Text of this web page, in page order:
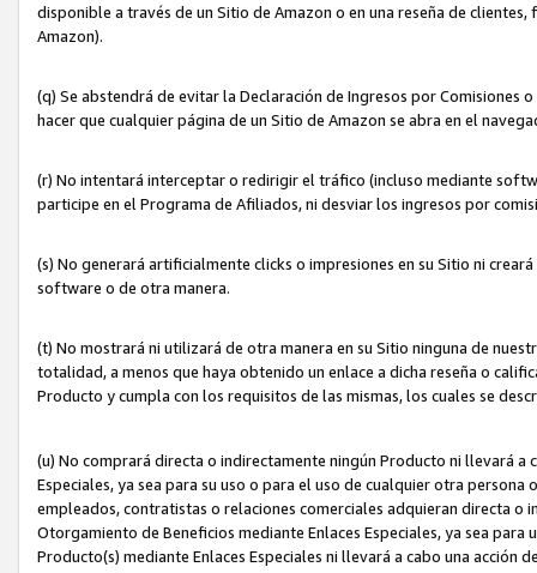
disponible a través de un Sitio de Amazon o en una reseña de
Amazon).
(q) Se abstendrá de evitar la Declaración de Ingresos por
hacer que cualquier página de un Sitio de Amazon se abra en el
(r) No intentará interceptar o redirigir el tráfico (incluso mediante
participe en el Programa de Afiliados, ni desviar los ingresos por
(s) No generará artificialmente clicks o impresiones en su Sitio ni
software o de otra manera.
(t) No mostrará ni utilizará de otra manera en su Sitio ninguna de
totalidad, a menos que haya obtenido un enlace a dicha reseña o
Producto y cumpla con los requisitos de las mismas, los cuales se
(u) No comprará directa o indirectamente ningún Producto ni llevará a
Especiales, ya sea para su uso o para el uso de cualquier otra
empleados, contratistas o relaciones comerciales adquieran directa o
Otorgamiento de Beneficios mediante Enlaces Especiales, ya sea
Producto(s) mediante Enlaces Especiales ni llevará a cabo una